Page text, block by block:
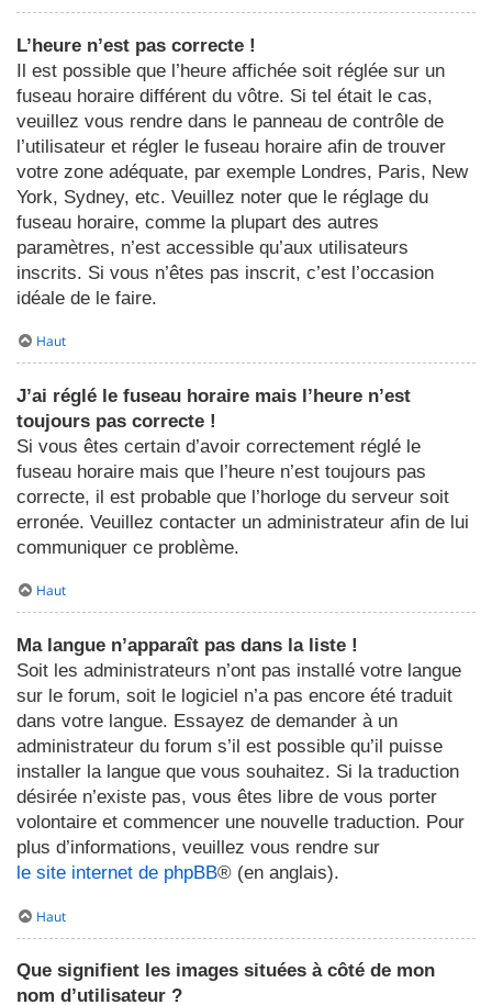
L’heure n’est pas correcte !
Il est possible que l’heure affichée soit réglée sur un
fuseau horaire différent du vôtre. Si tel était le cas,
veuillez vous rendre dans le panneau de contrôle de
l’utilisateur et régler le fuseau horaire afin de trouver
votre zone adéquate, par exemple Londres, Paris, New
York, Sydney, etc. Veuillez noter que le réglage du
fuseau horaire, comme la plupart des autres
paramètres, n’est accessible qu’aux utilisateurs
inscrits. Si vous n’êtes pas inscrit, c’est l’occasion
idéale de le faire.
Haut
J’ai réglé le fuseau horaire mais l’heure n’est
toujours pas correcte !
Si vous êtes certain d’avoir correctement réglé le
fuseau horaire mais que l’heure n’est toujours pas
correcte, il est probable que l’horloge du serveur soit
erronée. Veuillez contacter un administrateur afin de lui
communiquer ce problème.
Haut
Ma langue n’apparaît pas dans la liste !
Soit les administrateurs n’ont pas installé votre langue
sur le forum, soit le logiciel n’a pas encore été traduit
dans votre langue. Essayez de demander à un
administrateur du forum s’il est possible qu’il puisse
installer la langue que vous souhaitez. Si la traduction
désirée n’existe pas, vous êtes libre de vous porter
volontaire et commencer une nouvelle traduction. Pour
plus d’informations, veuillez vous rendre sur
le site internet de phpBB® (en anglais).
Haut
Que signifient les images situées à côté de mon
nom d’utilisateur ?